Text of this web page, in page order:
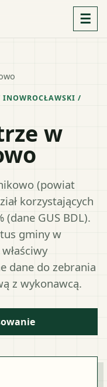
☰
INOWROCŁAWSKI /
w
(powiat
korzystających
(dane GUS BDL).
gminy w
dane do zebrania
z wykonawcą.